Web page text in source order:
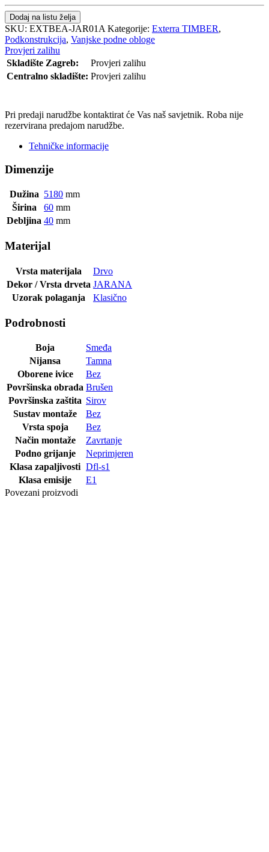
Dodaj na listu želja
SKU: EXTBEA-JAR01A Kategorije: Exterra TIMBER,
Podkonstrukcija, Vanjske podne obloge
Provjeri zalihu
Skladište Zagreb:
Provjeri zalihu
Centralno skladište: Provjeri zalihu
Pri predaji narudžbe kontaktirat će Vas naš savjetnik. Roba nije
rezervirana predajom narudžbe.
Tehničke informacije
Dimenzije
Dužina 5180 mm
Širina
60 mm
Debljina 40 mm
Materijal
Vrsta materijala
Drvo
Dekor / Vrsta drveta JARANA
Uzorak polaganja
Klasično
Podrobnosti
Boja
Smeđa
Nijansa
Tamna
Oborene ivice
Bez
Površinska obrada Brušen
Površinska zaštita Sirov
Sustav montaže
Bez
Vrsta spoja
Bez
Način montaže
Zavrtanje
Podno grijanje
Neprimjeren
Klasa zapaljivosti Dfl-s1
Klasa emisije
E1
Povezani proizvodi